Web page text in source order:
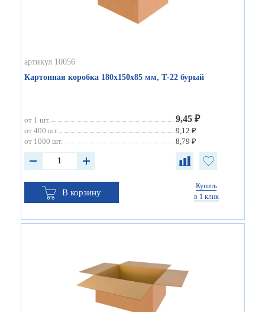
артикул 10056
Картонная коробка 180х150х85 мм, Т-22 бурый
от 1 шт. 9,45 ₽
от 400 шт.
9,12 ₽
от 1000 шт.
8,79 ₽
В корзину
Купить
в 1 клик